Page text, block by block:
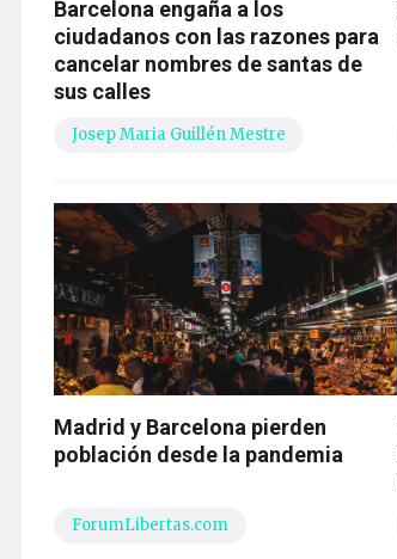
Barcelona engaña a los
ciudadanos con las razones para
cancelar nombres de santas de
sus calles
Josep Maria Guillén Mestre
Madrid y Barcelona pierden
población desde la pandemia
ForumLibertas.com